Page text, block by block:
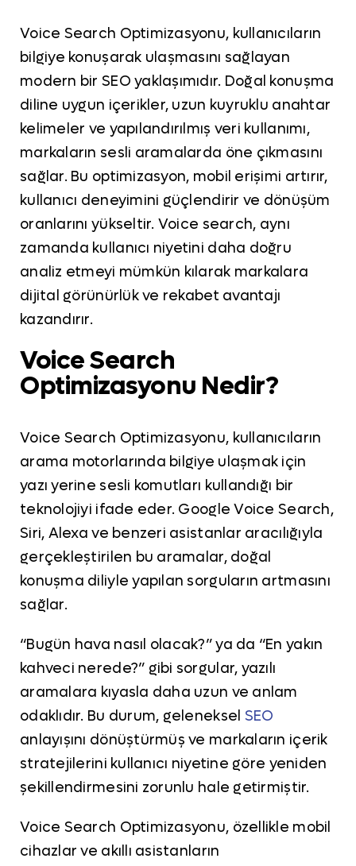
Voice Search Optimizasyonu, kullanıcıların
bilgiye konuşarak ulaşmasını sağlayan
modern bir SEO yaklaşımıdır. Doğal konuşma
diline uygun içerikler, uzun kuyruklu anahtar
kelimeler ve yapılandırılmış veri kullanımı,
markaların sesli aramalarda öne çıkmasını
sağlar. Bu optimizasyon, mobil erişimi artırır,
kullanıcı deneyimini güçlendirir ve dönüşüm
oranlarını yükseltir. Voice search, aynı
zamanda kullanıcı niyetini daha doğru
analiz etmeyi mümkün kılarak markalara
dijital görünürlük ve rekabet avantajı
kazandırır.
Voice Search
Optimizasyonu Nedir?
Voice Search Optimizasyonu, kullanıcıların
arama motorlarında bilgiye ulaşmak için
yazı yerine sesli komutları kullandığı bir
teknolojiyi ifade eder. Google Voice Search,
Siri, Alexa ve benzeri asistanlar aracılığıyla
gerçekleştirilen bu aramalar, doğal
konuşma diliyle yapılan sorguların artmasını
sağlar.
“Bugün hava nasıl olacak?” ya da “En yakın
kahveci nerede?” gibi sorgular, yazılı
aramalara kıyasla daha uzun ve anlam
odaklıdır. Bu durum, geleneksel SEO
anlayışını dönüştürmüş ve markaların içerik
stratejilerini kullanıcı niyetine göre yeniden
şekillendirmesini zorunlu hale getirmiştir.
Voice Search Optimizasyonu, özellikle mobil
cihazlar ve akıllı asistanların